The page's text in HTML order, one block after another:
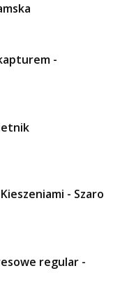
-
- Szaro
regular -